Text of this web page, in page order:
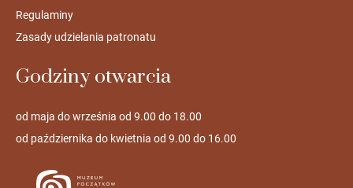
Regulaminy
Zasady udzielania patronatu
Godziny otwarcia
od maja do września od 9.00 do 18.00
od października do kwietnia od 9.00 do 16.00